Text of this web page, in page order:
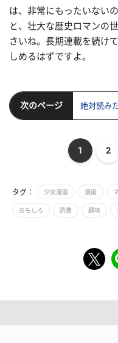
は、非常にもったいな
と、壮大な歴史ロマンの
さいね。長期連載を続け
しめるはずですよ。
次のページ 絶対読み
1 2
タグ： 少女漫画 漫画
おもしろ 読書 趣味